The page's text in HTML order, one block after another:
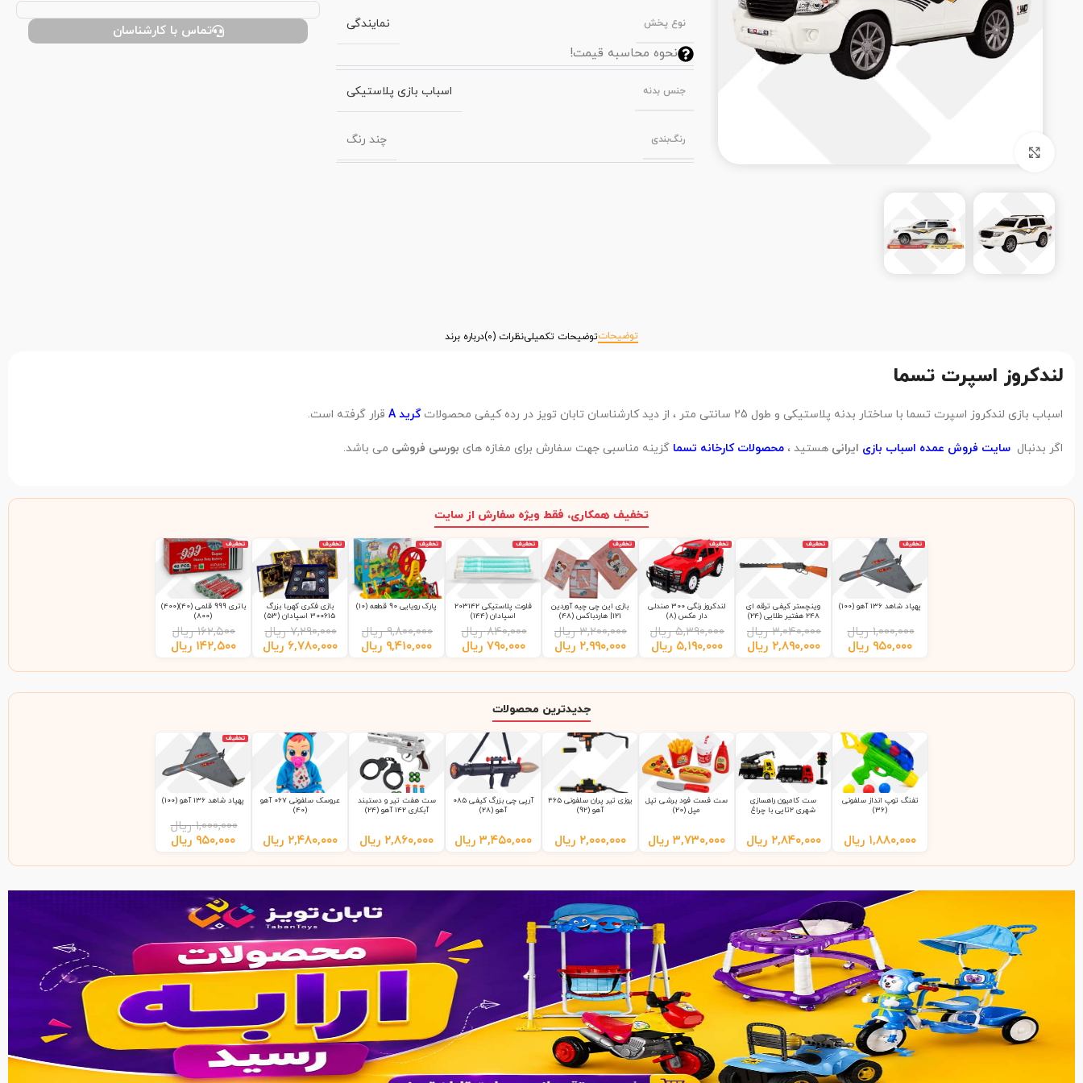
نوع پخش نمایندگی
نحوه محاسبه قیمت!
جنس بدنه اسباب بازی پلاستیکی
رنگ‌بندی چند رنگ
تماس با کارشناسان
توضیحاتتوضیحات تکمیلینظرات (0) درباره برند
لندکروز اسپرت تسما
اسباب بازی لندکروز اسپرت تسما با ساختار بدنه پلاستیکی و طول 25 سانتی متر ، از دید کارشناسان تابان تویز در رده کیفی محصولات گرید A قرار گرفته است.
اگر بدنبال سایت فروش عمده اسباب بازی ایرانی هستید ، محصولات کارخانه تسما گزینه مناسبی جهت سفارش برای مغازه های بورسی فروشی می باشد.
تخفیف همکاری، فقط ویژه سفارش از سایت
تخفیف
پهپاد شاهد 136 آهو (100)
۱,۰۰۰,۰۰۰ ریال
۹۵۰,۰۰۰ ریال
تخفیف
وینچستر کیفی ترقه ای
248 هفتیر طلایی (24)
۳,۰۴۰,۰۰۰ ریال
۲,۸۹۰,۰۰۰ ریال
تخفیف
لندکروز رنگی 300 صندلی
دار مکس (8)
۵,۳۹۰,۰۰۰ ریال
۵,۱۹۰,۰۰۰ ریال
تخفیف
بازی این چی چیه آوردین
121| هاردباکس (48)
۳,۲۰۰,۰۰۰ ریال
۲,۹۹۰,۰۰۰ ریال
تخفیف
فلوت پلاستیکی 203142
اسپادان (144)
۸۴۰,۰۰۰ ریال
۷۹۰,۰۰۰ ریال
تخفیف
پارک رویایی 90 قطعه (10)
۹,۸۰۰,۰۰۰ ریال
۹,۴۱۰,۰۰۰ ریال
تخفیف
بازی فکری کهربا بزرگ
300615 اسپادان (53)
۷,۲۹۰,۰۰۰ ریال
۶,۷۸۰,۰۰۰ ریال
تخفیف
باتری 999 قلمی (40)(400)
(800)
۱۶۲,۵۰۰ ریال
۱۴۲,۵۰۰ ریال
جدیدترین محصولات
تفنگ توپ انداز سلفونی
(36)
۱,۸۸۰,۰۰۰ ریال
ست کامیون راهسازی
شهری 2تایی با چراغ
۲,۸۴۰,۰۰۰ ریال
ست فست فود برشی تپل
مپل (20)
۳,۷۳۰,۰۰۰ ریال
یوزی تیر پران سلفونی 465
آهو (92)
۲,۰۰۰,۰۰۰ ریال
آرپی چی بزرگ کیفی 085
آهو (28)
۳,۴۵۰,۰۰۰ ریال
ست هفت تیر و دستبند
آبکاری 142 آهو (24)
۲,۸۶۰,۰۰۰ ریال
عروسک سلفونی 067 آهو
(40)
۲,۴۸۰,۰۰۰ ریال
تخفیف
پهپاد شاهد 136 آهو (100)
۱,۰۰۰,۰۰۰ ریال
۹۵۰,۰۰۰ ریال